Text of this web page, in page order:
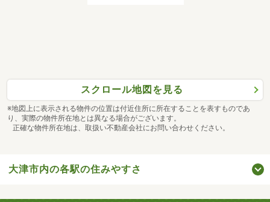
スクロール地図を見る
※地図上に表示される物件の位置は付近住所に所在することを表すものであ
り、実際の物件所在地とは異なる場合がございます。
正確な物件所在地は、取扱い不動産会社にお問い合わせください。
大津市内の各駅の住みやすさ